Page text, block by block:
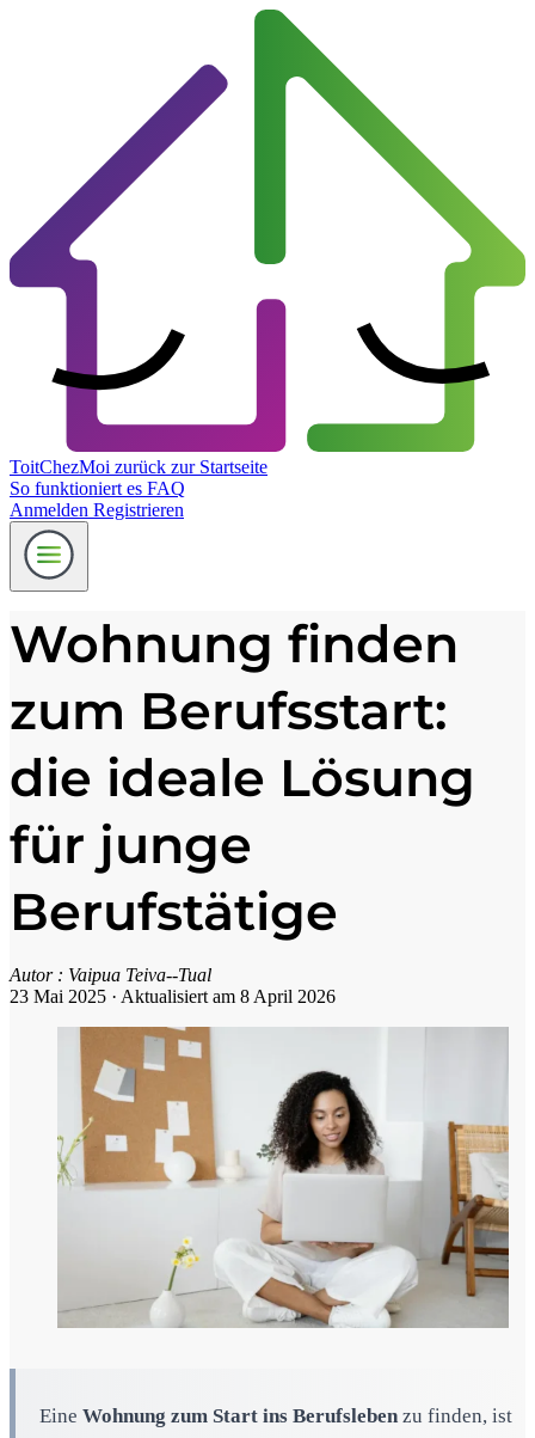
ToitChezMoi zurück zur Startseite
So funktioniert es FAQ
Anmelden Registrieren
Wohnung finden
zum Berufsstart:
die ideale Lösung
für junge
Berufstätige
Autor : Vaipua Teiva--Tual
23 Mai 2025 · Aktualisiert am 8 April 2026
Eine Wohnung zum Start ins Berufsleben zu finden, ist